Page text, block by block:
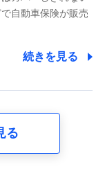
に関する情報、
場所・決済に関
などが含まれ
車のメーカーや
数などの情報、
自動車保険が販売
続きを見る
る